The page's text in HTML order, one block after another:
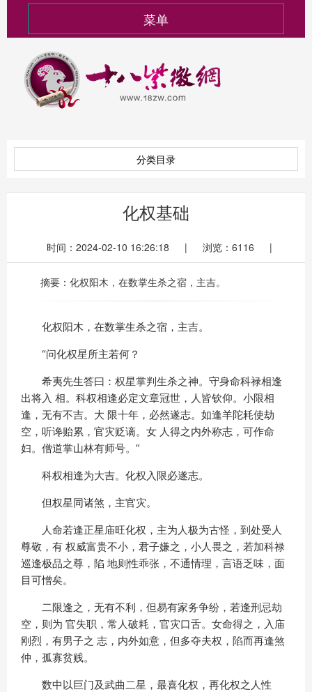
菜单
分类目录
化权基础
时间：2024-02-10 16:26:18 | 浏览：6116 |
摘要：化权阳木，在数掌生杀之宿，主吉。
化权阳木，在数掌生杀之宿，主吉。
“问化权星所主若何？
希夷先生答曰：权星掌判生杀之神。守身命科禄相逢
出将入 相。科权相逢必定文章冠世，人皆钦仰。小限相
逢，无有不吉。大 限十年，必然遂志。如逢羊陀耗使劫
空，听谗贻累，官灾贬谪。女 人得之内外称志，可作命
妇。僧道掌山林有师号。”
科权相逢为大吉。化权入限必遂志。
但权星同诸煞，主官灾。
人命若逢正星庙旺化权，主为人极为古怪，到处受人
尊敬，有 权威富贵不小，君子嫌之，小人畏之，若加科禄
巡逢极品之尊，陷 地则性乖张，不通情理，言语乏味，面
目可憎矣。
二限逢之，无有不利，但易有家务争纷，若逢刑忌劫
空，则为 官失职，常人破耗，官灾口舌。女命得之，入庙
刚烈，有男子之 志，内外如意，但多夺夫权，陷而再逢煞
仲，孤寡贫贱。
数中以巨门及武曲二星，最喜化权，再化权之人性